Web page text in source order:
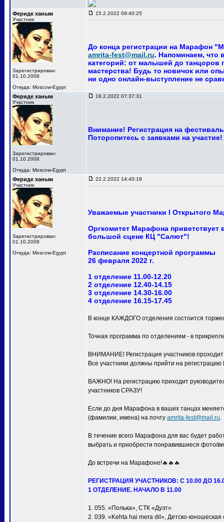
Фериде ханым
Участник
Зарегистрирован:
01.10.2008
Откуда: Moscow-Egypt
15.2.2022 09:40:25
До конца регистрации на Марафон
amrita-fest@mail.ru. Напоминаем, что
категорий: от малышей до танцоров
мастерства! Будь то новичок или
ни одно онлайн-выступление не
Фериде ханым
Участник
Зарегистрирован:
01.10.2008
Откуда: Moscow-Egypt
18.2.2022 07:37:31
Внимание! Регистрация на
Поторопитесь с заявками на участие!
Фериде ханым
Участник
Зарегистрирован:
01.10.2008
Откуда: Moscow-Egypt
22.2.2022 14:40:18
Уважаемые участники I Открытого
Оргкомитет Марафона приветствует
большой сцене КЦ "Салют"!
Расписание концертной программы
26 февраля 2022 г.
1 отделение 11.00-12.20
2 отделение 12.40-14.15
3 отделение 14.30-16.00
4 отделение 16.15-17.45
В конце КАЖДОГО отделения состоится
Точная программа по отделениям - в
ВНИМАНИЕ! Регистрация участников
Все участники должны прийти на
ВАЖНО! На регистрацию приходит
участников СРАЗУ!
Если до дня Марафона в ваших танцах
(фамилии, имена) на почту amrita-fest@mail.ru.
В течение всего Марафона для вас будет
выбрать и приобрести понравившиеся фото/
До встречи на Марафоне!🔥🔥🔥
РЕГИСТРАЦИЯ УЧАСТНИКОВ: С 10.00 ДО
1 ОТДЕЛЕНИЕ. НАЧАЛО В 11.00
1. 055. «Полька», СТК «Дуэт»
2. 039. «Kehta hai mera dil», Детско-юношеская